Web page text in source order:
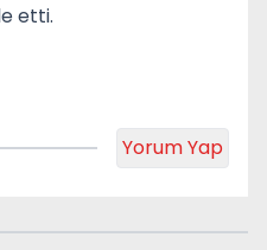
etti.
Yorum Yap